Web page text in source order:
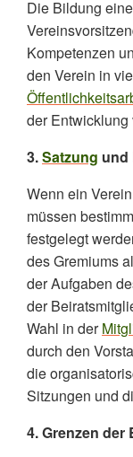
Die Bildung
Kompetenzen
den Verein in
der Entwicklung
3.Satzung und
Wenn ein
müssen
festgelegt
des Gremiums
der Aufgaben
der
Wahl in der
durch den
die
Sitzungen und
4. Grenzen der